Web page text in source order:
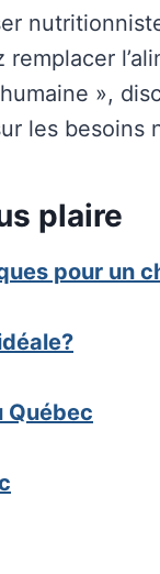
»,
les besoins
plaire
pour un
Québec